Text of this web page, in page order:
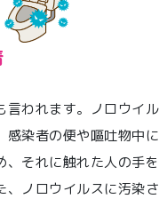
言われます。ノロウイル
感染者の便や嘔吐物中に
それに触れた人の手を
、ノロウイルスに汚染さ